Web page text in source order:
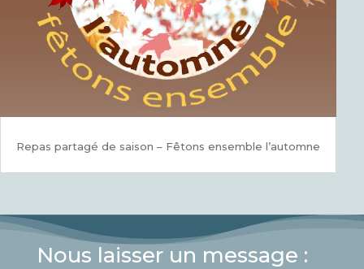
Repas partagé de saison – Fêtons ensemble l’automne
Nous laisser un message :